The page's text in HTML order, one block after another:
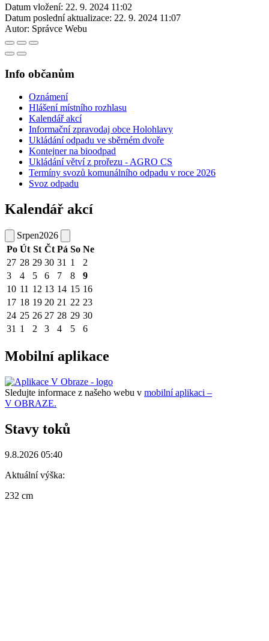
Datum vložení: 22. 9. 2024 11:02
Datum poslední aktualizace: 22. 9. 2024 11:07
Autor: Správce Webu
Info občanům
Oznámení
Hlášení místního rozhlasu
Kalendář akcí
Informační zpravodaj obce Holohlavy
Ukládání odpadu ve sběrném dvoře
Kontejner na bioodpad
Ukládání větví z prořezu - AGRO CS
Termíny svozů komunálního odpadu v roce 2026
Svoz odpadu
Kalendář akcí
Srpen2026
Po Út St Čt Pá So Ne
27 28 29 30 31 1
2
3
4 5 6 7 8
9
10 11 12 13 14 15 16
17 18 19 20 21 22 23
24 25 26 27 28 29 30
31 1 2 3 4 5 6
Mobilní aplikace
Sledujte informace z našeho webu v mobilní aplikaci –
V OBRAZE.
Stavy toků
9.8.2026 05:40
Aktuální výška:
232 cm